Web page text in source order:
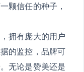
颗信任的种子，
拥有庞大的用户
的监控，品牌可
无论是赞美还是